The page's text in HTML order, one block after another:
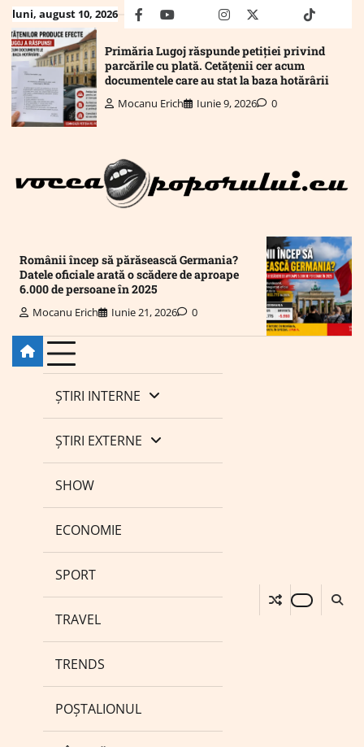
Skip
to
content
luni, august 10, 2026 facebookyoutubeMailinstagram
twitter truthtiktok
Primăria Lugoj răspunde petiției privind
parcările cu plată. Cetățenii cer acum
documentele care au stat la baza hotărârii
Mocanu Erich Iunie 9, 2026 0
Românii încep să părăsească Germania?
Datele oficiale arată o scădere de aproape
6.000 de persoane în 2025
Mocanu Erich Iunie 21, 2026 0
ȘTIRI INTERNE
ȘTIRI EXTERNE
SHOW
ECONOMIE
SPORT
TRAVEL
TRENDS
POȘTALIONUL